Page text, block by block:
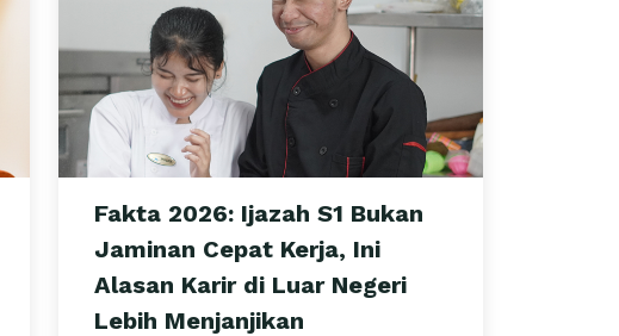
Fakta 2026: Ijazah S1 Bukan
Jaminan Cepat Kerja, Ini
Alasan Karir di Luar Negeri
Lebih Menjanjikan